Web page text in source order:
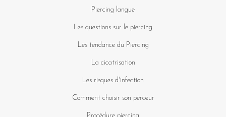
Piercing langue
Les questions sur le piercing
Les tendance du Piercing
La cicatrisation
Les risques d'infection
Comment choisir son perceur